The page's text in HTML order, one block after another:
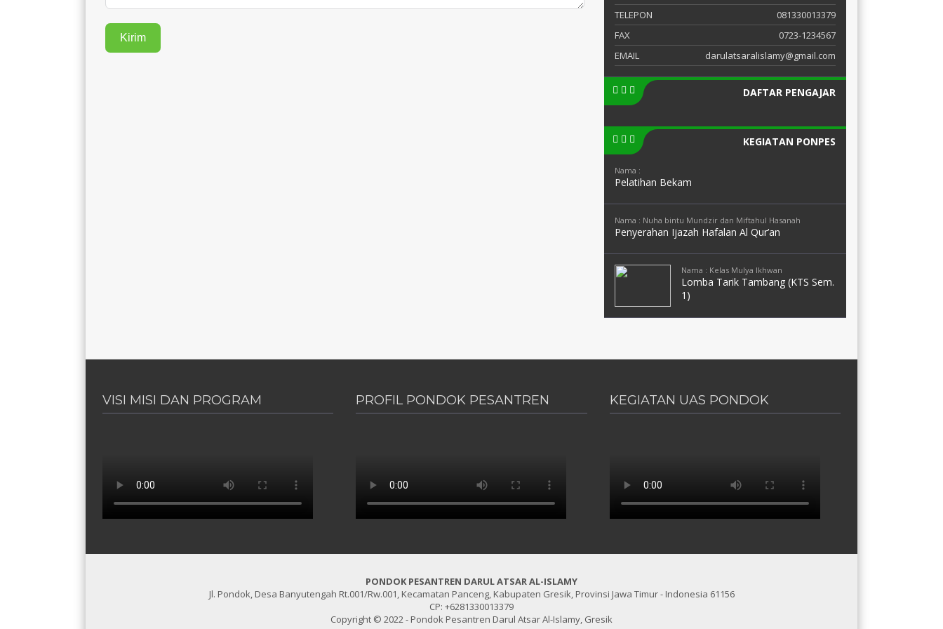
Kirim
TELEPON
081330013379
FAX
0723-1234567
EMAIL
darulatsaralislamy@gmail.com
DAFTAR PENGAJAR
KEGIATAN PONPES
Nama :
Pelatihan Bekam
Nama : Nuha bintu Mundzir dan Miftahul Hasanah
Penyerahan Ijazah Hafalan Al Qur’an
Nama : Kelas Mulya Ikhwan
Lomba Tarik Tambang (KTS Sem.
1)
VISI MISI DAN PROGRAM
PROFIL PONDOK PESANTREN
KEGIATAN UAS PONDOK
PONDOK PESANTREN DARUL ATSAR AL-ISLAMY
Jl. Pondok, Desa Banyutengah Rt.001/Rw.001, Kecamatan Panceng, Kabupaten Gresik, Provinsi Jawa Timur - Indonesia 61156
CP: +6281330013379
Copyright © 2022 - Pondok Pesantren Darul Atsar Al-Islamy, Gresik